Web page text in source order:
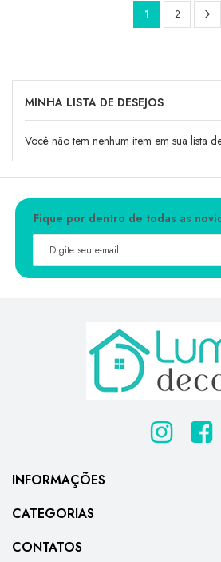
Página
Você
1 Página
2
MINHA LISTA DE DESEJOS
Você não tem nenhum item em sua lista
Fique por dentro de todas as
INFORMAÇÕES
CATEGORIAS
CONTATOS